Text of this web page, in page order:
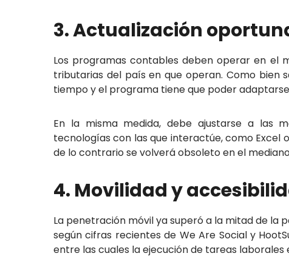
3. Actualización
Los programas contables deben operar en el
tributarias del país en que operan. Como bien
tiempo y el programa tiene que poder
En la misma medida, debe ajustarse a las
tecnologías con las que interactúe, como Excel
de lo contrario se volverá obsoleto en el
4. Movilidad y
La penetración móvil ya superó a la mitad de la
según cifras recientes de We Are Social y
entre las cuales la ejecución de tareas laborales